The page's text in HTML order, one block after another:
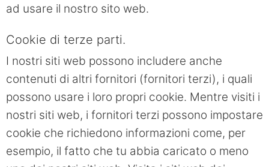
ad usare il nostro sito web.
Cookie di terze parti.
I nostri siti web possono includere anche
contenuti di altri fornitori (fornitori terzi), i quali
possono usare i loro propri cookie. Mentre visiti i
nostri siti web, i fornitori terzi possono impostare
cookie che richiedono informazioni come, per
esempio, il fatto che tu abbia caricato o meno